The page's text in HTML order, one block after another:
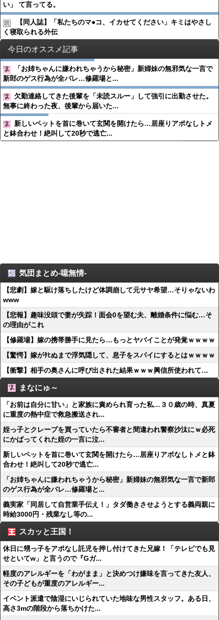
い」 て言ってる。
【同人誌】「私たちのマ●︎コ、イカせてください」キミはやさし
く寝取られる外伝
今日のオススメ記事
「お姉ちゃんに嫌われちゃうから秘密」新婦妹の無邪気な一言で
新郎のゲス行為が全バレ…修羅場と...
欠勤連絡してきた後輩を「未読スルー」して強引に出勤させた。
無事に終わった夜、後輩から届いた...
新しいペットを首に巻いて玄関を開けたら…居座りアポなしトメ
と鉢合わせ！絶叫して20秒で逃亡...
気団まとめ-噫無情-
【悲劇】嫁と駆け落ちしたけど体調崩して元サヤ希望…そりゃないわ
www
【悲報】趣味没頭で妻が失踪！面会0を望む夫、離婚条件に悩む…そ
の理由がこれ
【修羅場】嫁の携帯勝手に見たら…もっとヤバイことが発覚ｗｗｗｗ
【驚愕】嫁がﾀﾋぬまで浮気隠して、息子をスパイにするとはｗｗｗｗ
【衝撃】相手の奥さんに呼び出された結果ｗｗｗ興信所使われて…
まなにゅ～
「お前は自分に甘い」と家族に責められ育った私…３０歳の時、真夏
に重度の熱中症で救急搬送され...
姪っ子とクレープを買っていたら不審者と間違われ警察沙汰にｗ必死
にかばってくれた姪の一言に泣...
新しいペットを首に巻いて玄関を開けたら…居座りアポなしトメと鉢
合わせ！絶叫して20秒で逃亡...
「お姉ちゃんに嫌われちゃうから秘密」新婦妹の無邪気な一言で新郎
のゲス行為が全バレ…修羅場と...
義実家「同居して自営業手伝え！」タダ働きさせようとする義両親に
時給3000円・残業なし等の...
スカッと王国！
休日に甥っ子をアポなし託児を押し付けてきた兄嫁！「テレビでも見
せといてw」と言うので『Gガ...
軽度のアレルギーを「わがまま」と決めつけ嫌味を言ってきた友人、
その子どもが重度のアレルギー...
イベント派遣で陰湿にいじられていた地味な男性スタッフ。ある日、
高さ3mの階段から落ちかけた...